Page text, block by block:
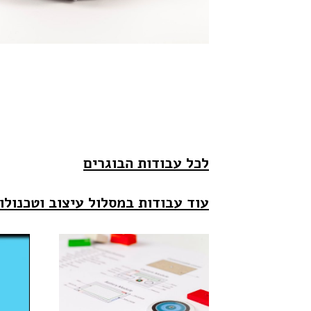
לכל עבודות הבוגרים
עוד עבודות במסלול עיצוב